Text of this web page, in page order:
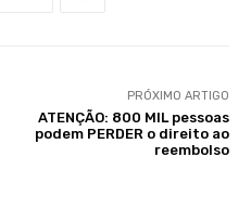
PRÓXIMO ARTIGO
ATENÇÃO: 800 MIL pessoas
podem PERDER o direito ao
reembolso